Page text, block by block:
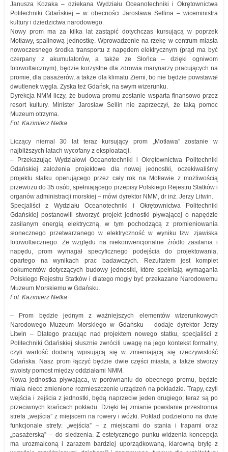
Janusza Kozaka – dziekana Wydziału Oceanotechniki i Okrętownictwa
Politechniki Gdańskiej – w obecności Jarosława Sellina – wiceministra
kultury i dziedzictwa narodowego.
Nowy prom ma za kilka lat zastąpić dotychczas kursującą w poprzek
Motławy, spalinową jednostkę. Wprowadzenie na rzekę w centrum miasta
nowoczesnego środka transportu z napędem elektrycznym (prąd ma być
czerpany z akumulatorów, a także ze Słońca – dzięki ogniwom
fotowoltaicznym), będzie korzystne dla zdrowia marynarzy pracujących na
promie, dla pasażerów, a także dla klimatu Ziemi, bo nie będzie powstawał
dwutlenek węgla. Zyska też Gdańsk, na swym wizerunku.
Dyrekcja NMM liczy, że budowa promu zostanie wsparta finansowo przez
resort kultury. Minister Jarosław Sellin nie zaprzeczył, że taką pomoc
Muzeum otrzyma.
Fot. Kazimierz Netka
Liczący niemal 30 lat teraz kursujący prom „Motława” zostanie w
najbliższych latach wycofany z eksploatacji.
– Przekazując Wydziałowi Oceanotechniki i Okrętownictwa Politechniki
Gdańskiej założenia projektowe dla nowej jednostki, oczekiwaliśmy
projektu statku operującego przez cały rok na Motławie z możliwością
przewozu do 35 osób, spełniającego przepisy Polskiego Rejestru Statków i
organów administracji morskiej – mówi dyrektor NMM, dr inż. Jerzy Litwin.
Specjaliści z Wydziału Oceanotechniki i Okrętownictwa Politechniki
Gdańskiej postanowili stworzyć projekt jednostki pływającej o napędzie
zasilanym energią elektryczną, w tym pochodzącą z promieniowania
słonecznego przetwarzanego w elektryczność w wyniku tzw. zjawiska
fotowoltaicznego. Ze względu na niekonwencjonalne źródło zasilania i
napędu, prom wymagał specyficznego podejścia do projektowania,
opartego na wynikach prac badawczych. Rezultatem jest komplet
dokumentów dotyczących budowy jednostki, które spełniają wymagania
Polskiego Rejestru Statków i dlatego mogły być przekazane Narodowemu
Muzeum Morskiemu w Gdańsku.
Fot. Kazimierz Netka
– Prom będzie jednym z ważniejszych elementów wizerunkowych
Narodowego Muzeum Morskiego w Gdańsku – dodaje dyrektor Jerzy
Litwin – Dlatego pracując nad projektem nowego statku, specjaliści z
Politechniki Gdańskiej słusznie zwrócili uwagę na jego kontekst formalny,
czyli wartość dodaną wpisującą się w zmieniającą się rzeczywistość
Gdańska. Nasz prom łączyć będzie dwie części miasta, a także stworzy
swoisty pomost między oddziałami NMM.
Nowa jednostka pływająca, w porównaniu do obecnego promu, będzie
miała nieco zmienione rozmieszczenie urządzeń na pokładzie. Trapy, czyli
wejścia i zejścia z jednostki, będą naprzeciw jeden drugiego; teraz są po
przeciwnych krańcach pokładu. Dzięki tej zmianie powstanie przestronna
strefa „wejścia” z miejscem na rowery i wózki. Pokład podzielono na dwie
funkcjonale strefy: „wejścia” – z miejscami do stania i trapami oraz
„pasażerską” – do siedzenia. Z estetycznego punku widzenia koncepcja
ma urozmaiconą i zarazem bardziej uporządkowaną, klarowną bryłę z